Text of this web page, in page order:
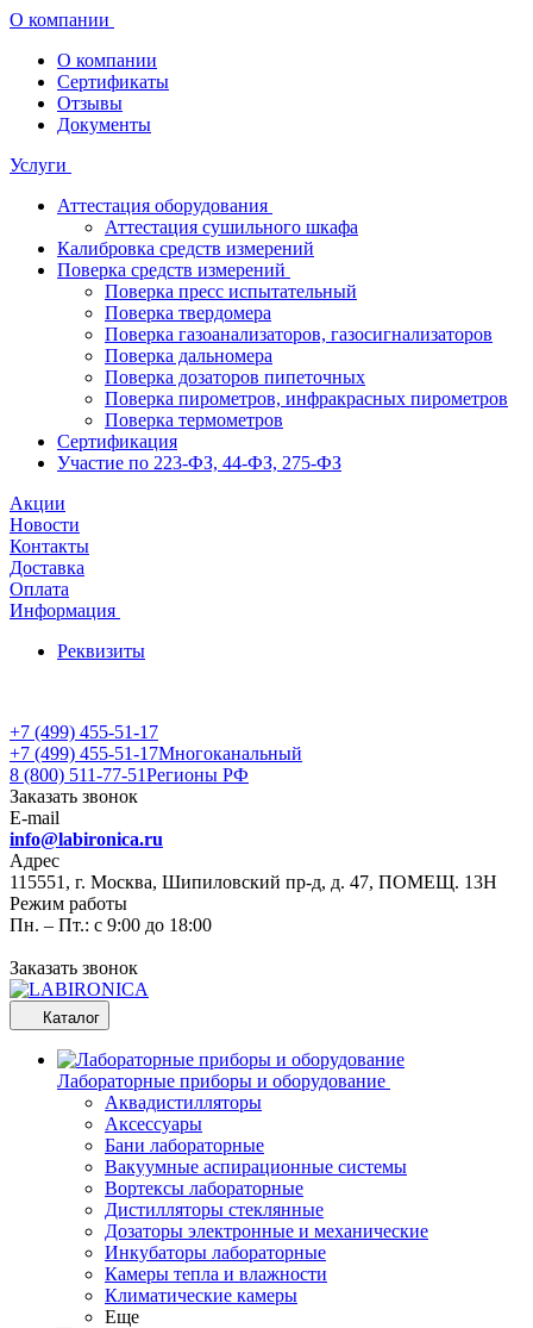
О компании
О компании
Сертификаты
Отзывы
Документы
Услуги
Аттестация оборудования
Аттестация сушильного шкафа
Калибровка средств измерений
Поверка средств измерений
Поверка пресс испытательный
Поверка твердомера
Поверка газоанализаторов, газосигнализаторов
Поверка дальномера
Поверка дозаторов пипеточных
Поверка пирометров, инфракрасных пирометров
Поверка термометров
Сертификация
Участие по 223-ФЗ, 44-ФЗ, 275-ФЗ
Акции
Новости
Контакты
Доставка
Оплата
Информация
Реквизиты
+7 (499) 455-51-17
+7 (499) 455-51-17Многоканальный
8 (800) 511-77-51Регионы РФ
Заказать звонок
E-mail
info@labironica.ru
Адрес
115551, г. Москва, Шипиловский пр-д, д. 47, ПОМЕЩ. 13Н
Режим работы
Пн. – Пт.: с 9:00 до 18:00
Заказать звонок
Каталог
Лабораторные приборы и оборудование
Аквадистилляторы
Аксессуары
Бани лабораторные
Вакуумные аспирационные системы
Вортексы лабораторные
Дистилляторы стеклянные
Дозаторы электронные и механические
Инкубаторы лабораторные
Камеры тепла и влажности
Климатические камеры
Еще